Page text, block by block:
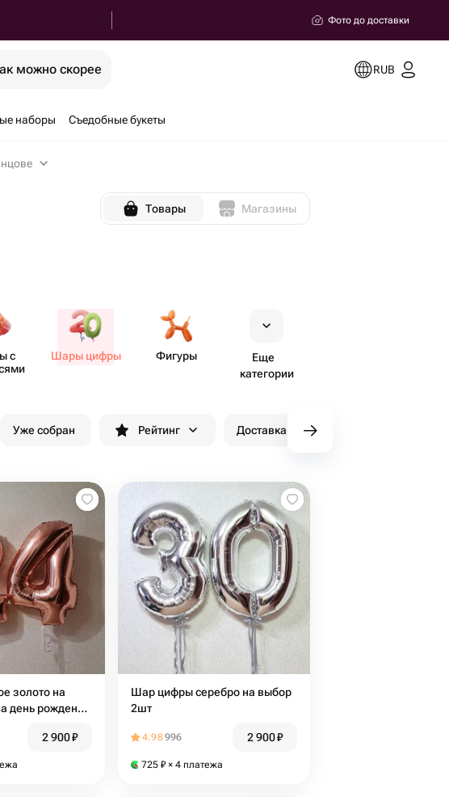
Фото до доставки
можно скорее RUB
наборы Съедобные букеты
Товары Магазины
с
Шары цифры Фигуры
Еще
категории
Уже собран Рейтинг Доставка до 90 минут
золото на
день рождения
2 900₽
Шар цифры серебро на выбор
2шт
4.98996 2 900₽
725 ₽ × 4 платежа